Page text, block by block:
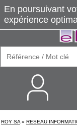
ROY SA » RESEAU
En poursuivant
expérience